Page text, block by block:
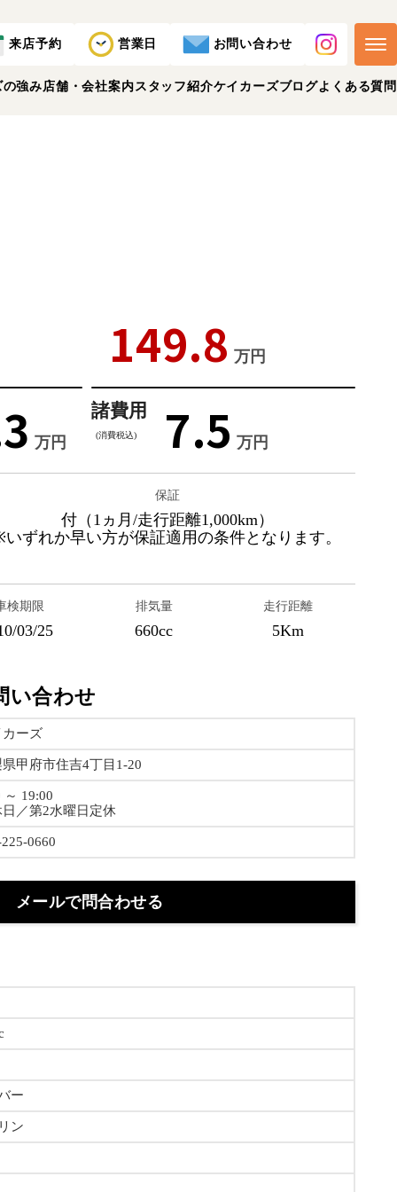
来店予約 営業日 お問い合わせ
の強み 店舗・会社案内 スタッフ紹介ケイカーズブログよくある質問
149.8 万円
万円
諸費用
(消費税込) 7.5 万円
保証
付（1ヵ月/走行距離1,000km）
ずれか早い方が保証適用の条件となります。
検期限
03/25
排気量
660cc
走行距離
5Km
い合わせ
ーズ
県甲府市住吉4丁目1-20
～ 19:00
日／第2水曜日定休
0660
メールで問合わせる
ー
ン